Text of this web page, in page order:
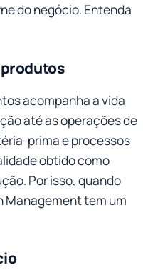
do negócio. Entenda
acompanha a vida
até as operações de
prima e processos
obtido como
Por isso, quando
Management tem um